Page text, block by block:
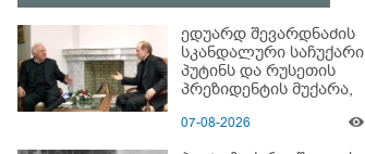
ედუარდ შევარდნაძის
სკანდალური საჩუქარი
პუტინს და რუსეთის
პრეზიდენტის მუქარა,
აასრულა
07-08-2026